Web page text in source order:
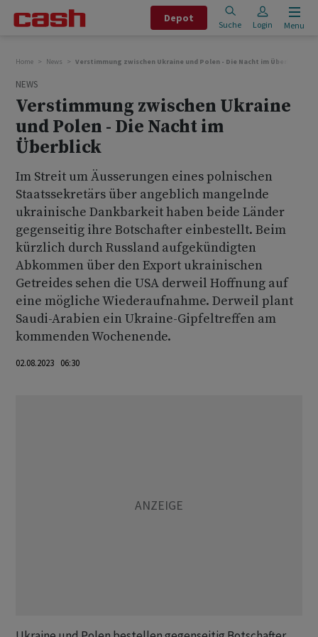
Depot
Suche Login Menu
Home News Verstimmung zwischen Ukraine und Polen - Die Nacht im Überblick
NEWS
Verstimmung zwischen Ukraine
und Polen - Die Nacht im
Überblick
Im Streit um Äusserungen eines polnischen
Staatssekretärs über angeblich mangelnde
ukrainische Dankbarkeit haben beide Länder
gegenseitig ihre Botschafter einbestellt. Beim
kürzlich durch Russland aufgekündigten
Abkommen über den Export ukrainischen
Getreides sehen die USA derweil Hoffnung auf
eine mögliche Wiederaufnahme. Derweil plant
Saudi-Arabien ein Ukraine-Gipfeltreffen am
kommenden Wochenende.
02.08.2023 06:30